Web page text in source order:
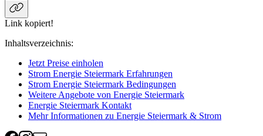
Link kopiert!
Inhaltsverzeichnis:
Jetzt Preise einholen
Strom Energie Steiermark Erfahrungen
Strom Energie Steiermark Bedingungen
Weitere Angebote von Energie Steiermark
Energie Steiermark Kontakt
Mehr Informationen zu Energie Steiermark & Strom